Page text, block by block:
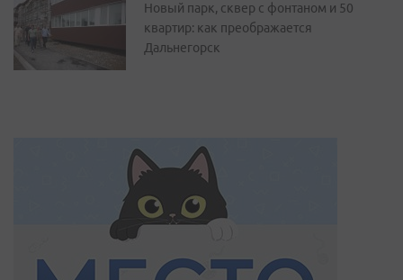
Новый парк, сквер с фонтаном и 50
квартир: как преображается
Дальнегорск